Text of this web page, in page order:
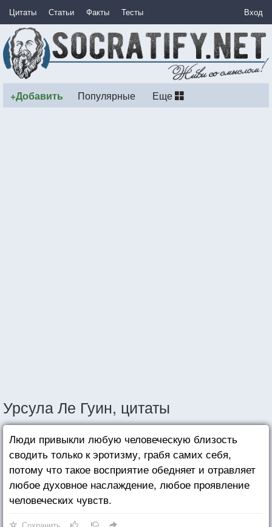
Цитаты Статьи Факты Тесты Вход
+Добавить Популярные Еще
Урсула Ле Гуин, цитаты
Люди привыкли любую человеческую близость
сводить только к эротизму, грабя самих себя,
потому что такое восприятие обедняет и отравляет
любое духовное наслаждение, любое проявление
человеческих чувств.